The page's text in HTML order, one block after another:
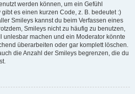
werden können, um ein Gefühl
es einen kurzen Code, z. B. bedeutet :)
Smileys kannst du beim Verfassen eines
Smileys nicht zu häufig zu benutzen,
unlesbar machen und ein Moderator könnte
überarbeiten oder gar komplett löschen.
die Anzahl der Smileys begrenzen, die du